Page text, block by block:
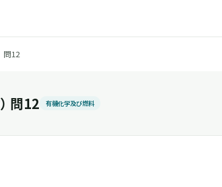
問12
問12 有機化学及び燃料